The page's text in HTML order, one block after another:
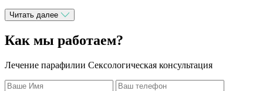
Читать далее
Как мы работаем?
Лечение парафилии Сексологическая консультация